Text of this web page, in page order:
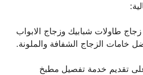
زجاج طاولات شبابيك وزجاج الابواب
خامات الزجاج الشفافة والملونة.
تقديم خدمة تفصيل مطبخ